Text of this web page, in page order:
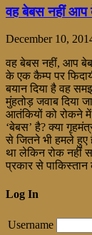
वह बेबस नहीं आप
December 10,
वह बेबस नहीं, आप
के एक कैम्प पर
बयान दिया है वह
मुंहतोड़ जवाब दिया
आतंकियों को रोकने
‘बेबस’ है? क्या
से जितने भी हमले हुए
था लेकिन रोक नहीं
प्रकार से पाकिस्तान
Log In
Username